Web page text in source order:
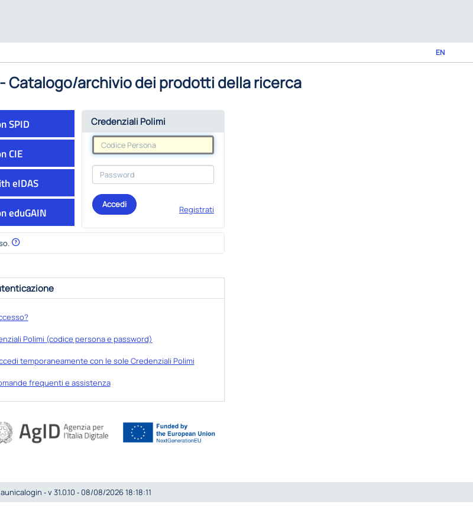
EN
- Catalogo/archivio dei prodotti della ricerca
SPID
CIE
eIDAS
eduGAIN
Credenziali Polimi
Accedi
Registrati
Polimi (codice persona e password)
temporaneamente con le sole Credenziali Polimi
frequenti e assistenza
aunicalogin ‐ v 31.0.10 ‐ 08/08/2026 18:18:11